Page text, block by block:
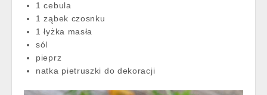
1 cebula
1 ząbek czosnku
1 łyżka masła
sól
pieprz
natka pietruszki do dekoracji